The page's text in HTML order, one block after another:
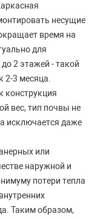
несущие
время на
для
2 этажей - такой
2-3 месяца.
конструкция
вес, тип почвы не
исключается даже
или
наружной и
потери тепла
Таким образом,